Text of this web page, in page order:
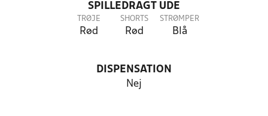
SPILLEDRAGT UDE
TRØJE
Rød
SHORTS
Rød
STRØMPER
Blå
DISPENSATION
Nej